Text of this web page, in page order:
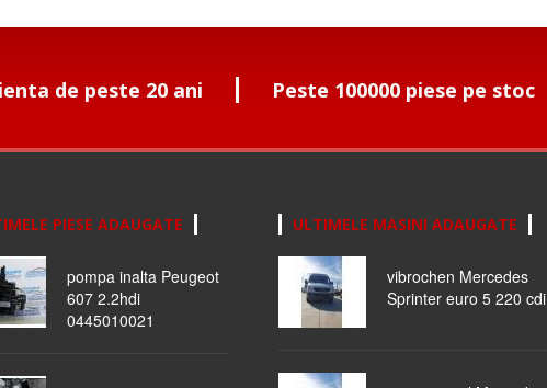
de peste 20 ani Peste 100000 piese pe stoc
PIESE ADAUGATE
pompa inalta Peugeot
607 2.2hdi
0445010021
ULTIMELE MASINI ADAUGATE
vibrochen Mercedes
Sprinter euro 5 220 cdi